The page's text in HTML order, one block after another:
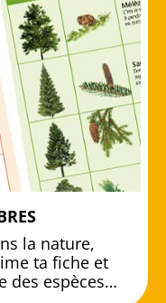
la nature,
ta fiche et
des espèces…